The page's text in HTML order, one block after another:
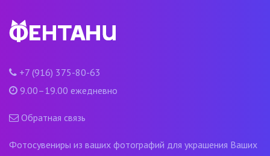
+7 (916) 375-80-63
9.00–19.00 ежедневно
Обратная связь
Фотосувениры из ваших фотографий для украшения Ваших